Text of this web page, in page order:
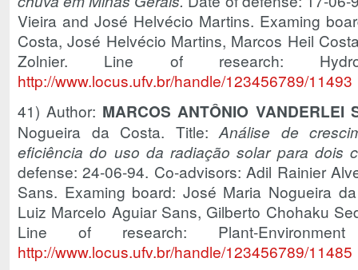
Vieira and José Helvécio Martins. Examing
Costa, José Helvécio Martins, Marcos Heil
Zolnier. Line of research:
http://www.locus.ufv.br/handle/123456789/11493
41) Author: MARCOS ANTÔNIO VANDERLEI
Nogueira da Costa. Title: Análise de
eficiência do uso da radiação solar para dois
defense: 24-06-94. Co-advisors: Adil Rainier
Sans. Examing board: José Maria Nogueira
Luiz Marcelo Aguiar Sans, Gilberto Chohaku
Line of research: Plant-
http://www.locus.ufv.br/handle/123456789/11485